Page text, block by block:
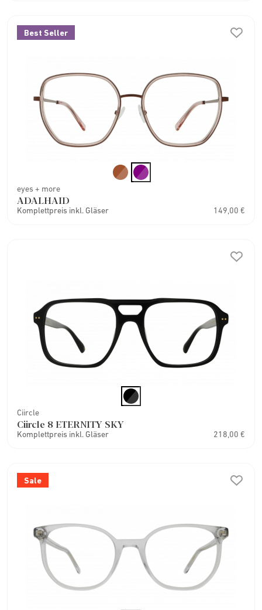
Best Seller
eyes + more
ADALHAID
Komplettpreis inkl. Gläser 149,00 €
Ciircle
Ciircle 8 ETERNITY SKY
Komplettpreis inkl. Gläser 218,00 €
Sale